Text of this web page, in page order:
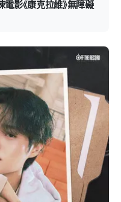
影《康克拉維》無障礙